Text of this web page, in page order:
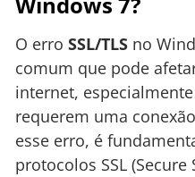
O erro SSL/TLS no
comum que pode
internet,
requerem uma
esse erro, é
protocolos SSL (Secure